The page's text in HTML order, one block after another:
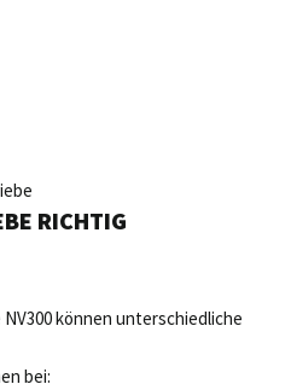
RICHTIG
können unterschiedliche
bei: